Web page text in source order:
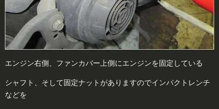
エンジン右側、ファンカバー上側にエンジンを固定している
シャフト、そして固定ナットがありますのでインパクトレンチ
などを